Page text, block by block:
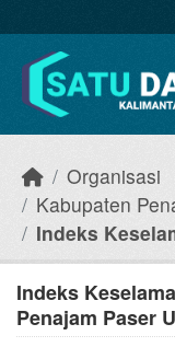
Organisasi
Kabupaten
Indeks
Indeks
Penajam Paser